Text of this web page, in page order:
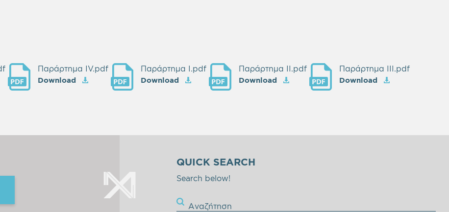
Παράρτημα IV.pdf
Download
Παράρτημα Ι.pdf
Download
Παράρτημα ΙI.pdf
Download
Παράρτημα ΙII.pdf
Download
QUICK SEARCH
Search below!
Αναζήτηση